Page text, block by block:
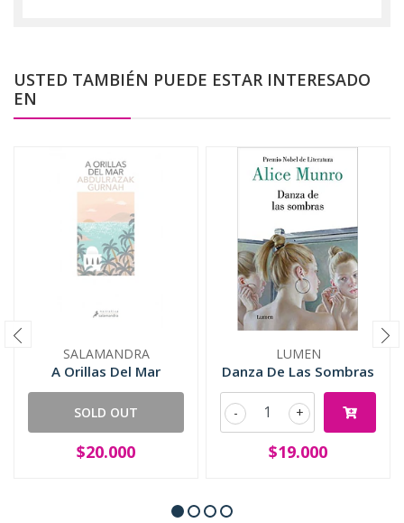
USTED TAMBIÉN PUEDE ESTAR INTERESADO
EN
SALAMANDRA
A Orillas Del Mar
SOLD OUT
$20.000
LUMEN
Danza De Las Sombras
+
-
$19.000